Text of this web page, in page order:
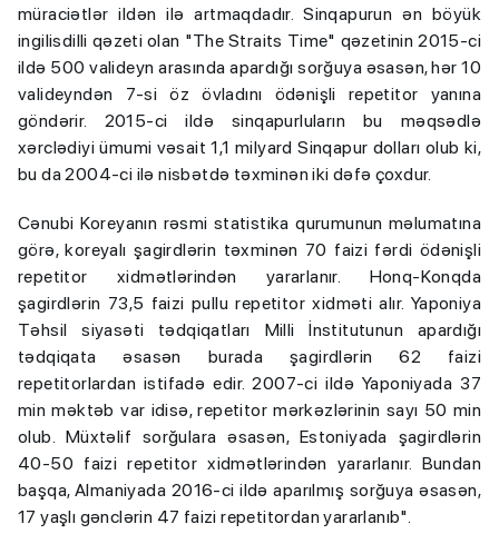
müraciətlər ildən ilə artmaqdadır. Sinqapurun ən böyük
ingilisdilli qəzeti olan "The Straits Time" qəzetinin 2015-ci
ildə 500 valideyn arasında apardığı sorğuya əsasən, hər 10
valideyndən 7-si öz övladını ödənişli repetitor yanına
göndərir. 2015-ci ildə sinqapurluların bu məqsədlə
xərclədiyi ümumi vəsait 1,1 milyard Sinqapur dolları olub ki,
bu da 2004-ci ilə nisbətdə təxminən iki dəfə çoxdur.
Cənubi Koreyanın rəsmi statistika qurumunun məlumatına
görə, koreyalı şagirdlərin təxminən 70 faizi fərdi ödənişli
repetitor xidmətlərindən yararlanır. Honq-Konqda
şagirdlərin 73,5 faizi pullu repetitor xidməti alır. Yaponiya
Təhsil siyasəti tədqiqatları Milli İnstitutunun apardığı
tədqiqata əsasən burada şagirdlərin 62 faizi
repetitorlardan istifadə edir. 2007-ci ildə Yaponiyada 37
min məktəb var idisə, repetitor mərkəzlərinin sayı 50 min
olub. Müxtəlif sorğulara əsasən, Estoniyada şagirdlərin
40-50 faizi repetitor xidmətlərindən yararlanır. Bundan
başqa, Almaniyada 2016-ci ildə aparılmış sorğuya əsasən,
17 yaşlı gənclərin 47 faizi repetitordan yararlanıb".